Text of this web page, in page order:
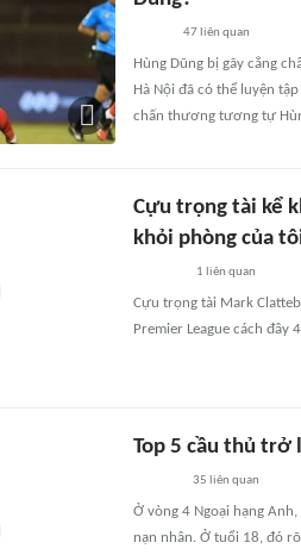
47 liên quan
Hùng Dũng bị gãy cẳng
Hà Nội đã có thể luyện
chấn thương tương tự
Cựu trọng tài kể
khỏi phòng của
1 liên quan
Cựu trọng tài Mark
Premier League cách đây
Top 5 cầu thủ trở
35 liên quan
Ở vòng 4 Ngoại hạng
nạn nhân. Ở tuổi 18, đó